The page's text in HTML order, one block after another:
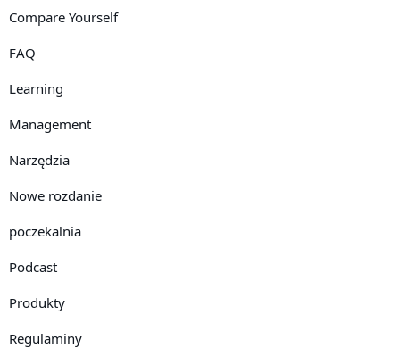
Compare Yourself
FAQ
Learning
Management
Narzędzia
Nowe rozdanie
poczekalnia
Podcast
Produkty
Regulaminy